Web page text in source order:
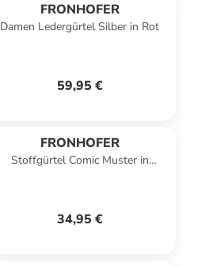
FRONHOFER
Damen Ledergürtel Silber in Rot
59,95 €
FRONHOFER
Stoffgürtel Comic Muster in
34,95 €